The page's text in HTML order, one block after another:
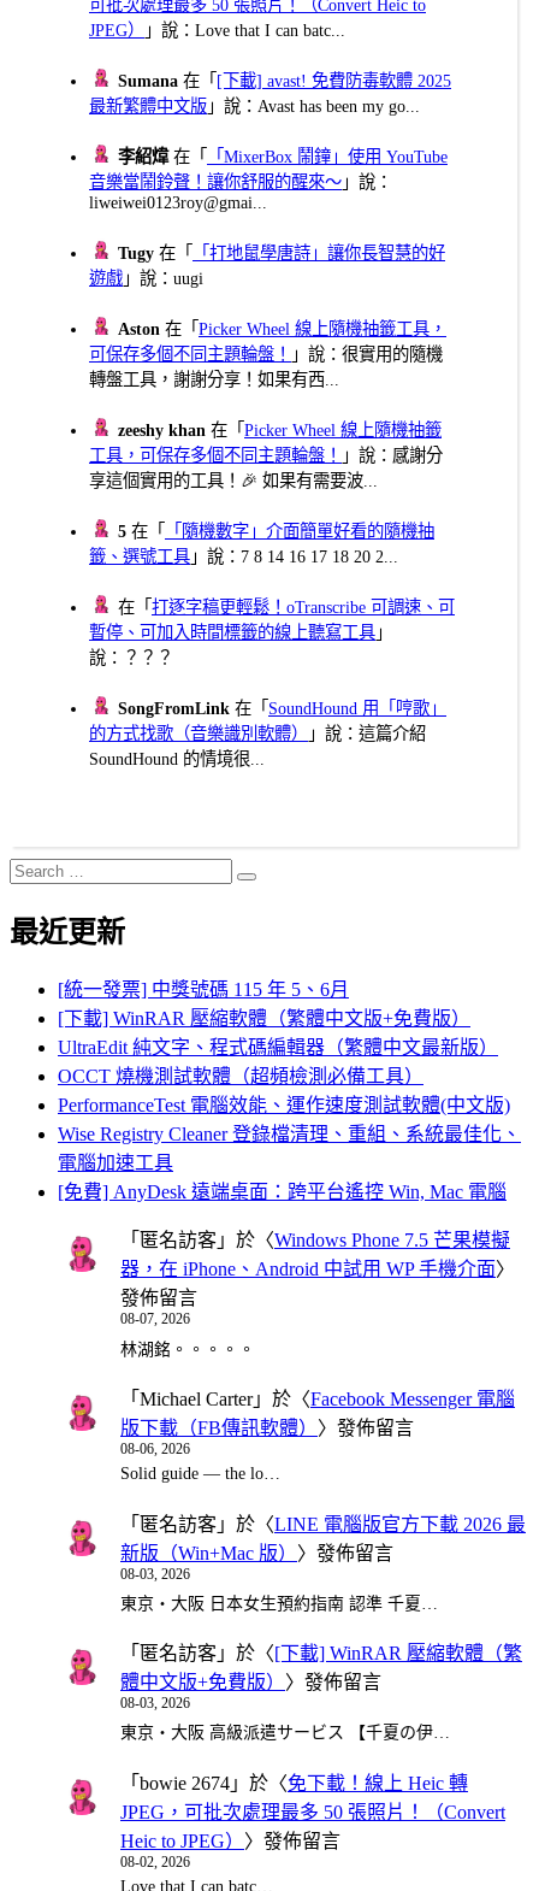
可批次處理最多 50 張照片！（Convert Heic to
JPEG）
」說：Love that I can batc...
Sumana 在「 [下載] avast! 免費防毒軟體 2025
最新繁體中文版 」說：Avast has been my go...
李紹煒在「
「MixerBox 鬧鐘」使用 YouTube
音樂當鬧鈴聲！讓你舒服的醒來～ 」說：
liweiwei0123roy@gmai...
Tugy 在「
「打地鼠學唐詩」讓你長智慧的好
遊戲 」說：uugi
Aston 在「Picker Wheel 線上隨機抽籤工具，
可保存多個不同主題輪盤！
」說：很實用的隨機
轉盤工具，謝謝分享！如果有西...
zeeshy khan 在「Picker Wheel 線上隨機抽籤
工具，可保存多個不同主題輪盤！
」說：感謝分
享這個實用的工具！🎉 如果有需要波...
5 在「
「隨機數字」介面簡單好看的隨機抽
籤、選號工具 」說：7 8 14 16 17 18 20 2...
在「打逐字稿更輕鬆！oTranscribe 可調速、可
暫停、可加入時間標籤的線上聽寫工具 」
說：？？？
SongFromLink 在「 SoundHound 用「哼歌」
的方式找歌（音樂識別軟體）
」說：這篇介紹
SoundHound 的情境很...
Search
for:
Search
最近更新
[統一發票] 中獎號碼 115 年 5、6月
[下載] WinRAR 壓縮軟體（繁體中文版+免費版）
UltraEdit 純文字、程式碼編輯器（繁體中文最新版）
OCCT 燒機測試軟體（超頻檢測必備工具）
PerformanceTest 電腦效能、運作速度測試軟體(中文版)
Wise Registry Cleaner 登錄檔清理、重組、系統最佳化、
電腦加速工具
[免費] AnyDesk 遠端桌面：跨平台遙控 Win, Mac 電腦
「 匿名訪客 」於〈Windows Phone 7.5 芒果模擬
器，在 iPhone、Android 中試用 WP 手機介面〉
發佈留言
08-07, 2026
林湖銘。。。。。
「 Michael Carter」於〈Facebook Messenger 電腦
版下載（FB傳訊軟體） 〉發佈留言
08-06, 2026
Solid guide — the lo…
「 匿名訪客 」於〈LINE 電腦版官方下載 2026 最
新版（Win+Mac 版） 〉發佈留言
08-03, 2026
東京・大阪 日本女生預約指南 認準 千夏…
「 匿名訪客 」於〈[下載] WinRAR 壓縮軟體（繁
體中文版+免費版） 〉發佈留言
08-03, 2026
東京・大阪 高級派遣サービス 【千夏の伊…
「 bowie 2674 」於〈免下載！線上 Heic 轉
JPEG，可批次處理最多 50 張照片！（Convert
Heic to JPEG） 〉發佈留言
08-02, 2026
Love that I can batc…